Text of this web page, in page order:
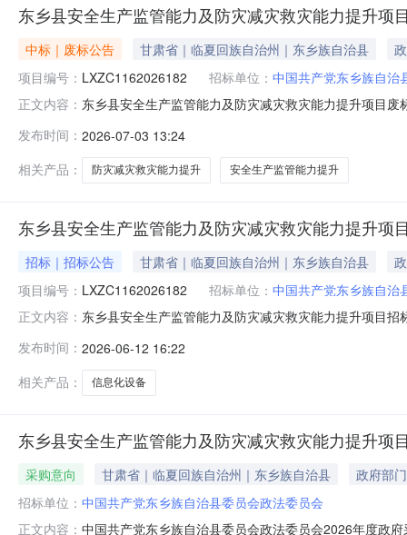
东乡县安全生产监管能力及防灾减灾救灾能力提升项
中标｜废标公告 甘肃省｜临夏回族自治州｜东乡族自治县
项目编号： LXZC1162026182 招标单位： 中国共产党东乡族自治
正文内容： 东乡县安全生产监管能力及防灾减灾救灾能力提升项目
力提升项目):主要标的信息：无（废标）。五、评审专家
文件规定执行代理服
发布时间： 2026-07-03 13:24
相关产品：
防灾减灾救灾能力提升 安全生产监管能力提升
东乡县安全生产监管能力及防灾减灾救灾能力提升项
招标｜招标公告 甘肃省｜临夏回族自治州｜东乡族自治县
项目编号： LXZC1162026182 招标单位： 中国共产党东乡族自治
正文内容： 东乡县安全生产监管能力及防灾减灾救灾能力提升项目
全生产监管能力及防灾减灾救灾能力提升项目采购方式
发布时间： 2026-06-12 16:22
相关产品：
信息化设备
东乡县安全生产监管能力及防灾减灾救灾能力提升项
采购意向 甘肃省｜临夏回族自治州｜东乡族自治县
政府部门
招标单位： 中国共产党东乡族自治县委员会政法委员会
正文内容： 中国共产党东乡族自治县委员会政法委员会2026年度政